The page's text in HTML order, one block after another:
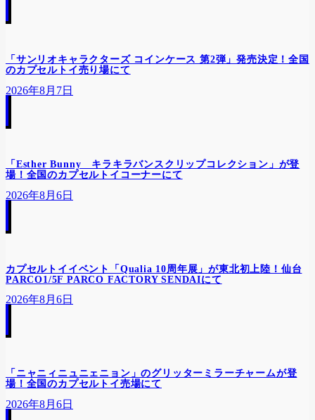
「サンリオキャラクターズ コインケース 第2弾」発売決定！全国
のカプセルトイ売り場にて
2026年8月7日
「Esther Bunny キラキラバンスクリップコレクション」が登
場！全国のカプセルトイコーナーにて
2026年8月6日
カプセルトイイベント「Qualia 10周年展」が東北初上陸！仙台
PARCO1/5F PARCO FACTORY SENDAIにて
2026年8月6日
「ニャニィニュニェニョン」のグリッターミラーチャームが登
場！全国のカプセルトイ売場にて
2026年8月6日